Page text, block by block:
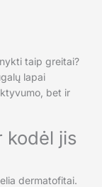
taip greitai?
lapai
bet ir
kodėl jis
dermatofitai.